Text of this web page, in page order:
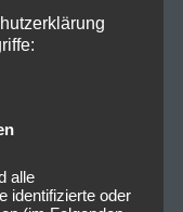
alle
identifizierte oder